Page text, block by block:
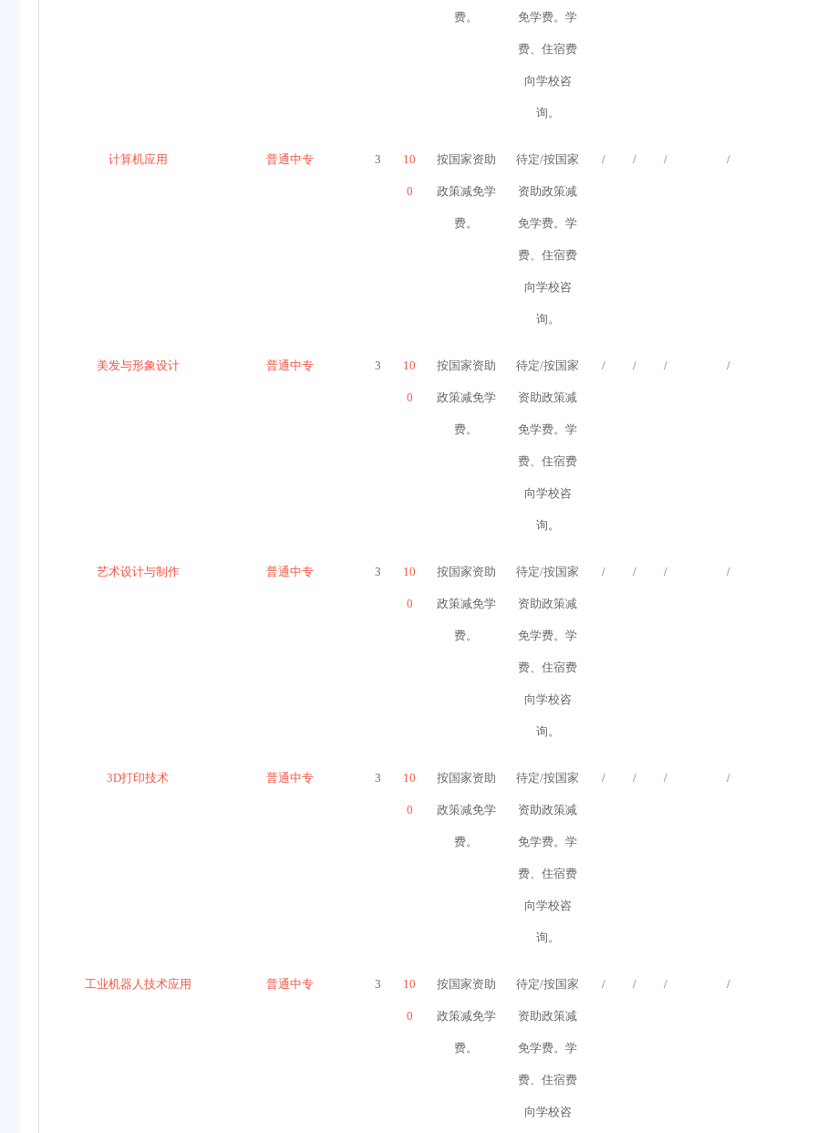
费。 免学费。学
费、住宿费
向学校咨
询。
计算机应用 普通中专 3 10
0
按国家资助
政策减免学
费。
待定/按国家
资助政策减
免学费。学
费、住宿费
向学校咨
询。
/ / / /
美发与形象设计 普通中专 3 10
0
按国家资助
政策减免学
费。
待定/按国家
资助政策减
免学费。学
费、住宿费
向学校咨
询。
/ / / /
艺术设计与制作 普通中专 3 10
0
按国家资助
政策减免学
费。
待定/按国家
资助政策减
免学费。学
费、住宿费
向学校咨
询。
/ / / /
3D打印技术 普通中专 3 10
0
按国家资助
政策减免学
费。
待定/按国家
资助政策减
免学费。学
费、住宿费
向学校咨
询。
/ / / /
工业机器人技术应用 普通中专 3 10
0
按国家资助
政策减免学
费。
待定/按国家
资助政策减
免学费。学
费、住宿费
向学校咨
/ / / /